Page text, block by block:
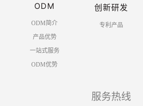
ODM
ODM简介
产品优势
一站式服务
ODM优势
创新研发
专利产品
服务热线